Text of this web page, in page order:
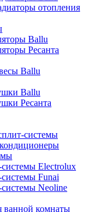
отопления
Ballu
Ресанта
Ballu
Ballu
Ресанта
системы
Electrolux
Funai
Neoline
ванной комнаты